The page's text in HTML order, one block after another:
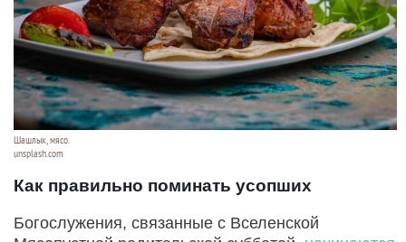
Шашлык, мясо.
unsplash.com
Как правильно поминать усопших
Богослужения, связанные с Вселенской